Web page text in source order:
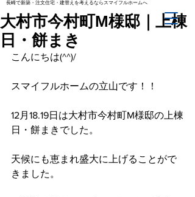
長崎で新築・注文住宅・建替えを考えるならスマイフルホームへ
大村市今村町M様邸｜上棟
日・餅まき
こんにちは(^^)/
スマイフルホームの立山です！！
12月18.19日は大村市今村町M様邸の上棟
日・餅まきでした。
天候にも恵まれ盛大に上げることがで
きました。